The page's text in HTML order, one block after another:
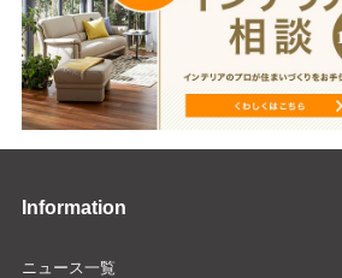
Information
ニュース一覧